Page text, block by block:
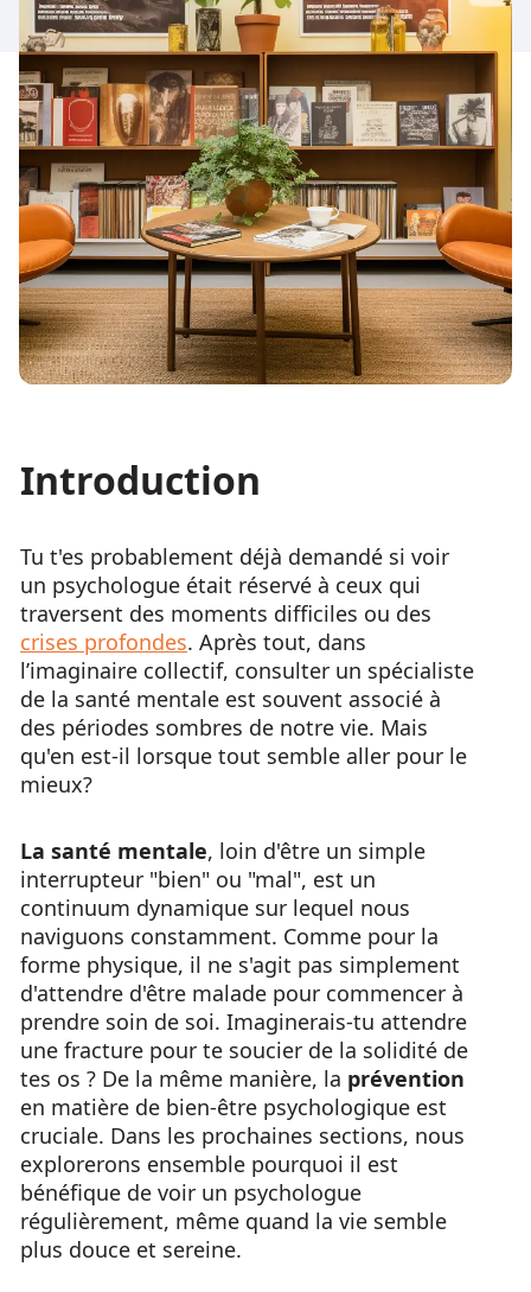
Introduction
Tu t'es probablement déjà demandé si voir
un psychologue était réservé à ceux qui
traversent des moments difficiles ou des
crises profondes. Après tout, dans
l’imaginaire collectif, consulter un spécialiste
de la santé mentale est souvent associé à
des périodes sombres de notre vie. Mais
qu'en est-il lorsque tout semble aller pour le
mieux?
La santé mentale, loin d'être un simple
interrupteur "bien" ou "mal", est un
continuum dynamique sur lequel nous
naviguons constamment. Comme pour la
forme physique, il ne s'agit pas simplement
d'attendre d'être malade pour commencer à
prendre soin de soi. Imaginerais-tu attendre
une fracture pour te soucier de la solidité de
tes os ? De la même manière, la prévention
en matière de bien-être psychologique est
cruciale. Dans les prochaines sections, nous
explorerons ensemble pourquoi il est
bénéfique de voir un psychologue
régulièrement, même quand la vie semble
plus douce et sereine.